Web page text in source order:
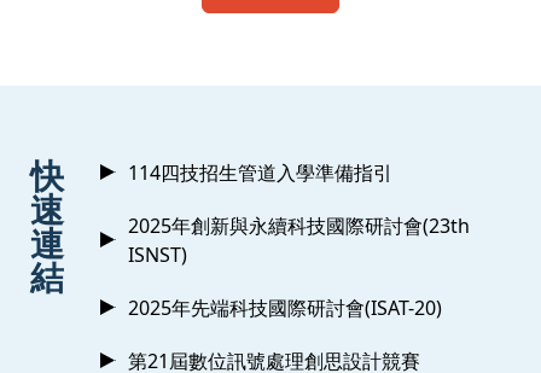
快
速
連
結
114四技招生管道入學準備指引
2025年創新與永續科技國際研討會(23th
ISNST)
2025年先端科技國際研討會(ISAT-20)
第21屆數位訊號處理創思設計競賽